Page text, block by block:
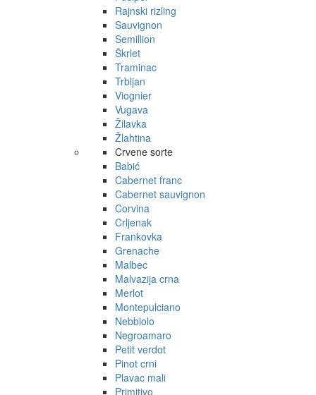
Rajnski rizling
Sauvignon
Semillion
Škrlet
Traminac
Trbljan
Viognier
Vugava
Žilavka
Žlahtina
Crvene sorte
Babić
Cabernet franc
Cabernet sauvignon
Corvina
Crljenak
Frankovka
Grenache
Malbec
Malvazija crna
Merlot
Montepulciano
Nebbiolo
Negroamaro
Petit verdot
Pinot crni
Plavac mali
Primitivo